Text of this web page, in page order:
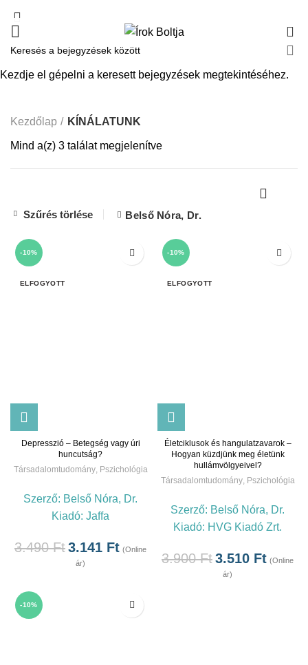
KÍNÁLATUNK
Kezdőlap KÍNÁLATUNK
Mind a(z) 3 találat megjelenítve
Szűrés törlése Belső Nóra, Dr.
-10%
ELFOGYOTT
Depresszió – Betegség vagy úri
huncutság?
Társadalomtudomány, Pszichológia
Szerző: Belső Nóra, Dr.
Kiadó: Jaffa
3.490Ft3.141 Ft (Online
ár)
-10%
ELFOGYOTT
Életciklusok és hangulatzavarok –
Hogyan küzdjünk meg életünk
hullámvölgyeivel?
Társadalomtudomány, Pszichológia
Szerző: Belső Nóra, Dr.
Kiadó: HVG Kiadó Zrt.
3.900Ft3.510 Ft (Online
ár)
-10%
Kezdje el gépelni a keresett bejegyzések megtekintéséhez.